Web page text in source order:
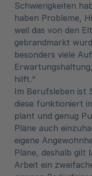
Schwierigkeiten
haben Probleme,
weil das von den
gebrandmarkt
besonders viele
hilft.“
Im Berufsleben ist
diese funktioniert
plant und genug
Pläne auch
eigene
Pläne, deshalb
Arbeit ein